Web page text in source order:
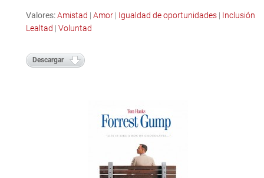
Valores:Amistad | Amor| Igualdad de oportunidades| Inclusión
Lealtad | Voluntad
Descargar